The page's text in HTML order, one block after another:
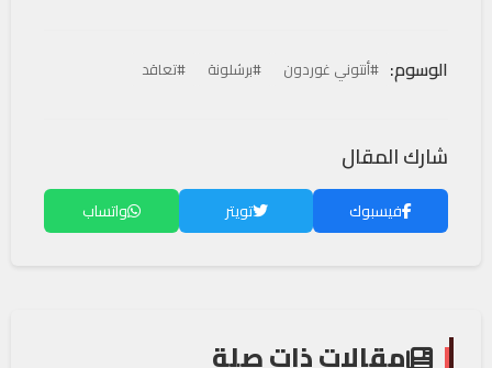
الوسوم: #أنتوني غوردون #برشلونة #تعاقد
شارك المقال
فيسبوك تويتر واتساب
مقالات ذات صلة